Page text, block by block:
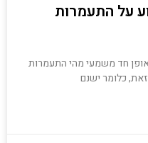
על התעמרות
באופן חד משמעי מהי התעמרות
כלומר ישנם